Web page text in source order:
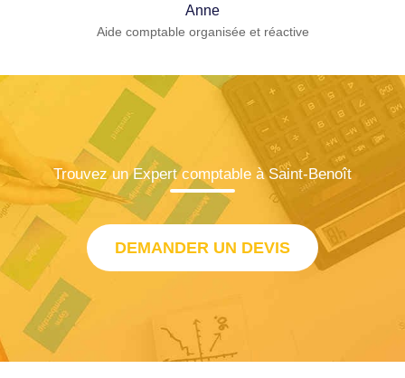
Anne
Aide comptable organisée et réactive
Trouvez un Expert comptable à Saint-Benoît
DEMANDER UN DEVIS